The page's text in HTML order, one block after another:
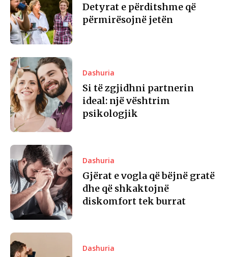
Detyrat e përditshme që
përmirësojnë jetën
Dashuria
Si të zgjidhni partnerin
ideal: një vështrim
psikologjik
Dashuria
Gjërat e vogla që bëjnë gratë
dhe që shkaktojnë
diskomfort tek burrat
Dashuria